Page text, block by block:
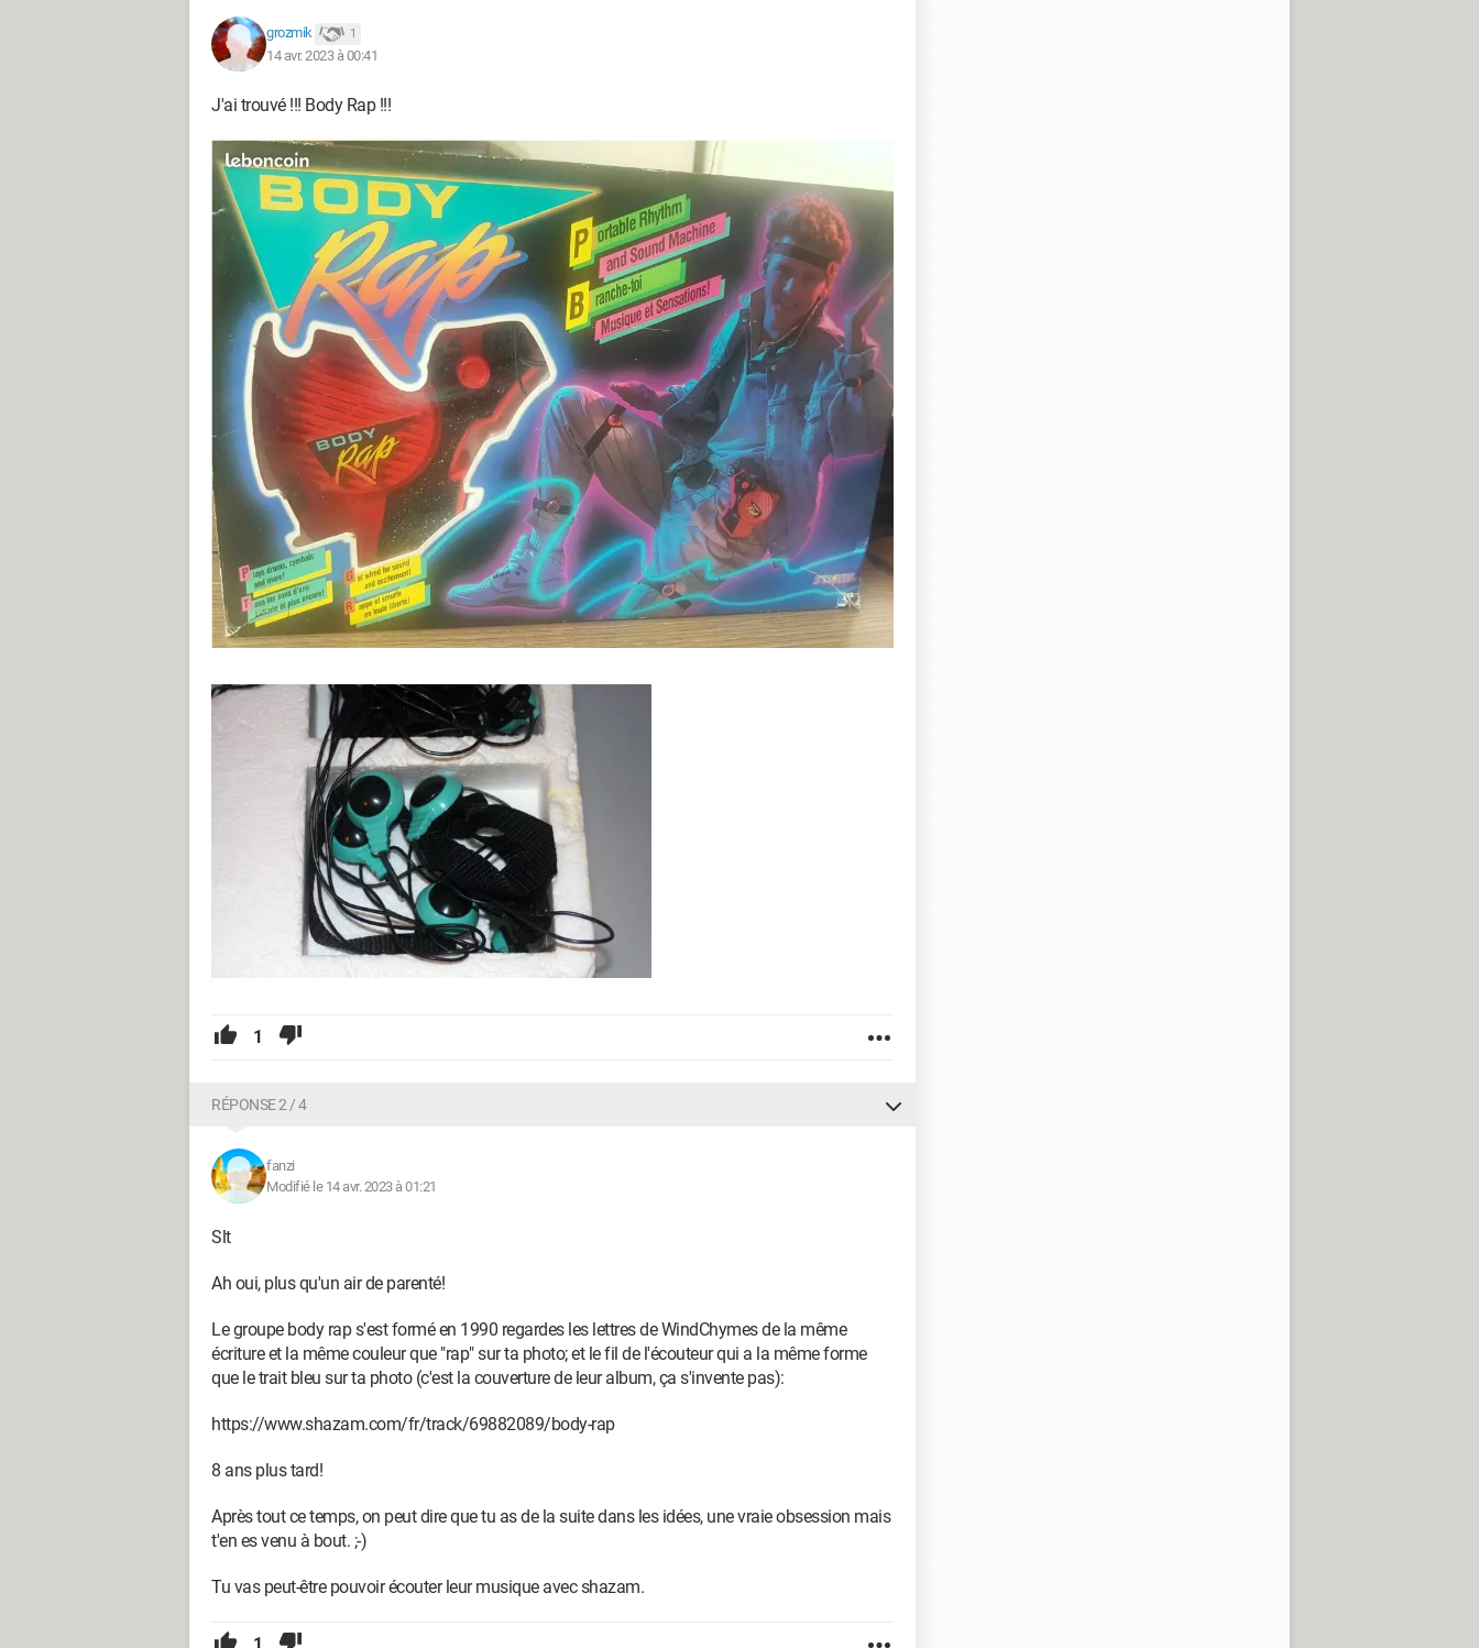
grozmik 1
14 avr. 2023 à 00:41
J'ai trouvé !!! Body Rap !!!
1
RÉPONSE 2 / 4
fanzi
Modifié le 14 avr. 2023 à 01:21
Slt
Ah oui, plus qu'un air de parenté!
Le groupe body rap s'est formé en 1990 regardes les lettres de WindChymes de la même
écriture et la même couleur que "rap" sur ta photo; et le fil de l'écouteur qui a la même forme
que le trait bleu sur ta photo (c'est la couverture de leur album, ça s'invente pas):
https://www.shazam.com/fr/track/69882089/body-rap
8 ans plus tard!
Après tout ce temps, on peut dire que tu as de la suite dans les idées, une vraie obsession mais
t'en es venu à bout. ;-)
Tu vas peut-être pouvoir écouter leur musique avec shazam.